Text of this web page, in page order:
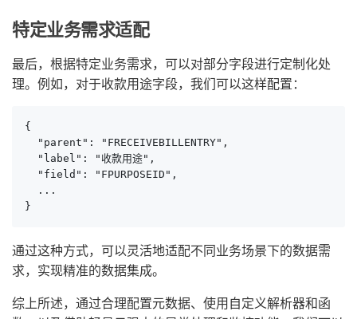
特定业务需求适配
最后，根据特定业务需求，可以对部分字段进行定制化处
理。例如，对于收款用途字段，我们可以这样配置：
{
  "parent": "FRECEIVEBILLENTRY",
  "label": "收款用途",
  "field": "FPURPOSEID",
  ...
}
通过这种方式，可以灵活地适配不同业务场景下的数据需
求，实现精准的数据集成。
综上所述，通过合理配置元数据、使用自定义解析器和函